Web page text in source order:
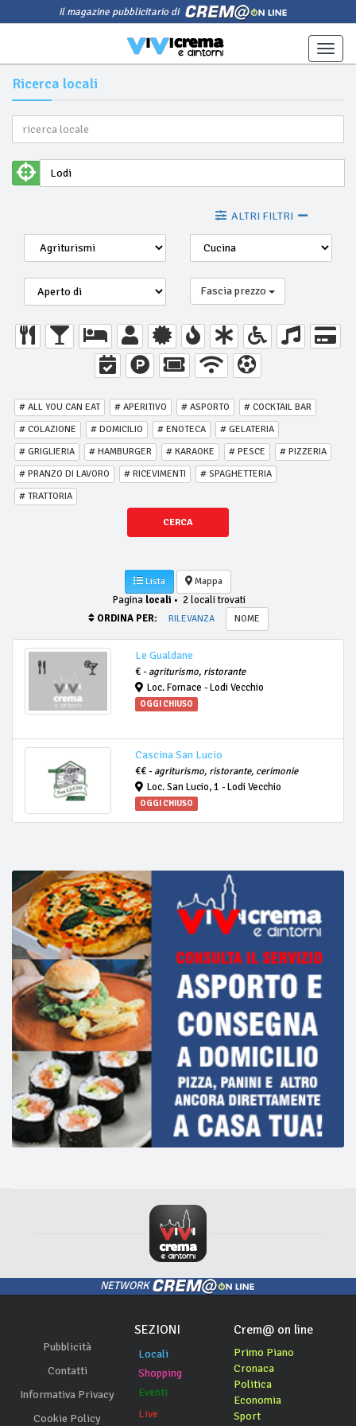
il magazine pubblicitario di
Toggle
Ricerca locali
ALTRI FILTRI
Fascia prezzo
# ALL YOU CAN EAT # APERITIVO # ASPORTO
# COCKTAIL BAR
# COLAZIONE
# DOMICILIO # ENOTECA
# GELATERIA
# GRIGLIERIA
# HAMBURGER # KARAOKE # PESCE
# PIZZERIA
# PRANZO DI LAVORO
# RICEVIMENTI
# SPAGHETTERIA
# TRATTORIA
CERCA
Lista Mappa
Pagina locali • 2 locali trovati
ORDINA PER:
RILEVANZA NOME
Le Gualdane
€ - agriturismo, ristorante
Loc. Fornace - Lodi Vecchio
OGGI CHIUSO
Cascina San Lucio
€€ - agriturismo, ristorante, cerimonie
Loc. San Lucio, 1 - Lodi Vecchio
OGGI CHIUSO
NETWORK
Pubblicità
Contatti
Informativa Privacy
Cookie Policy
SEZIONI
Locali
Shopping
Eventi
Live
Crem@ on line
Primo Piano
Cronaca
Politica
Economia
Sport